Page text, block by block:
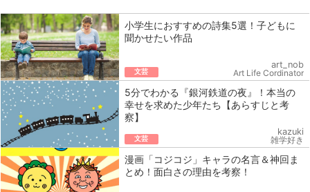
小学生におすすめの詩集5選！子どもに
聞かせたい作品
文芸
art_nob
Art Life Cordinator
5分でわかる『銀河鉄道の夜』！本当の
幸せを求めた少年たち【あらすじと考
察】
文芸
kazuki
雑学好き
漫画「コジコジ」キャラの名言＆神回ま
とめ！面白さの理由を考察！